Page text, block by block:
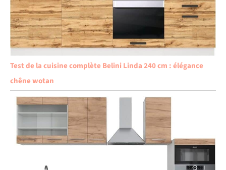
Test de la cuisine complète Belini Linda 240 cm : élégance
chêne wotan